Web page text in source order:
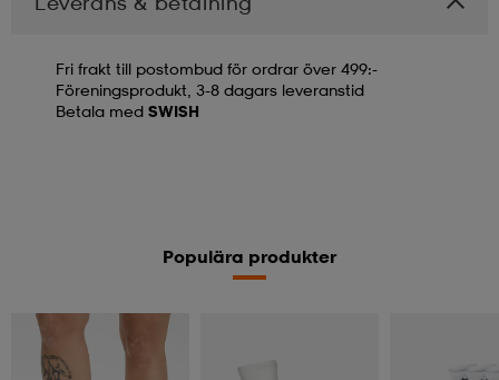
Fri frakt till postombud för ordrar över 499:-
Föreningsprodukt, 3-8 dagars leveranstid
Betala med SWISH
Populära produkter